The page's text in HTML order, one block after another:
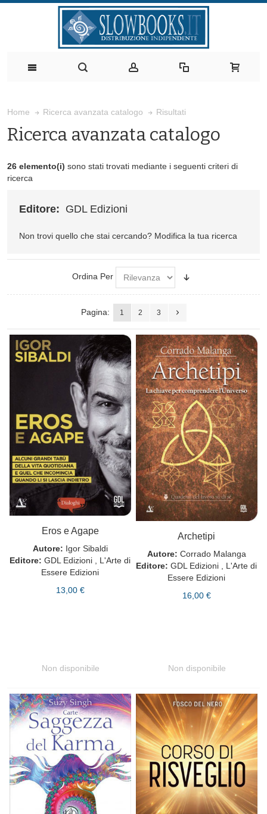
Home Ricerca avanzata catalogo Risultati
Ricerca avanzata catalogo
26 elemento(i) sono stati trovati mediante i seguenti criteri di
ricerca
Editore: GDL Edizioni
Non trovi quello che stai cercando? Modifica la tua ricerca
Ordina Per
Pagina: 1 2 3
Eros e Agape
Autore: Igor Sibaldi
Editore: GDL Edizioni , L'Arte di
Essere Edizioni
13,00 €
Non disponibile
Archetipi
Autore: Corrado Malanga
Editore: GDL Edizioni , L'Arte di
Essere Edizioni
16,00 €
Non disponibile